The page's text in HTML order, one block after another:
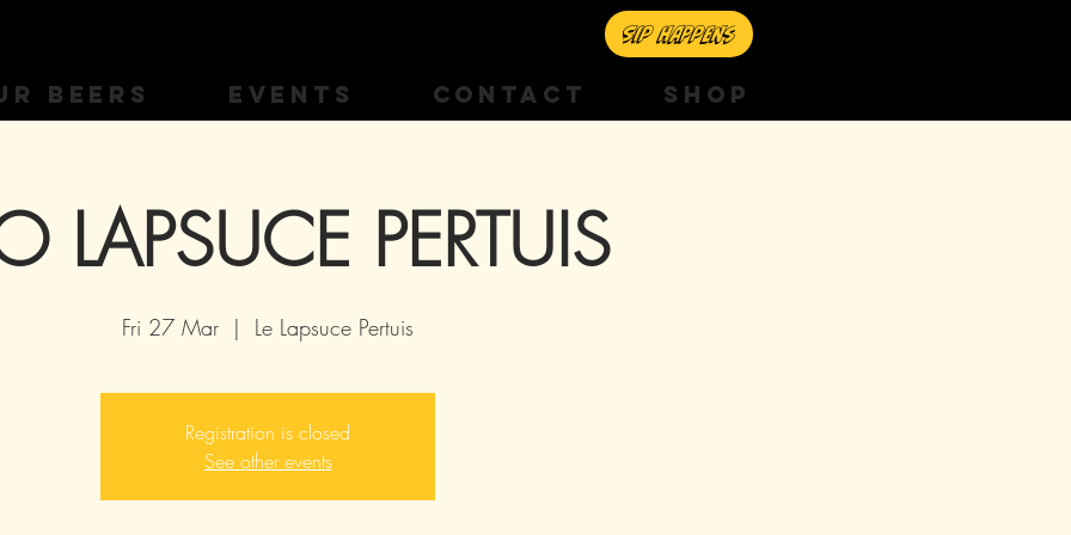
Sip happens
BEERS EVENTS CONTACT SHOP
LAPSUCE PERTUIS
Fri 27 Mar
  |
Le Lapsuce Pertuis
Registration is closed
See other events